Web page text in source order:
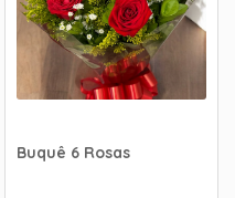
Buquê 6 Rosas